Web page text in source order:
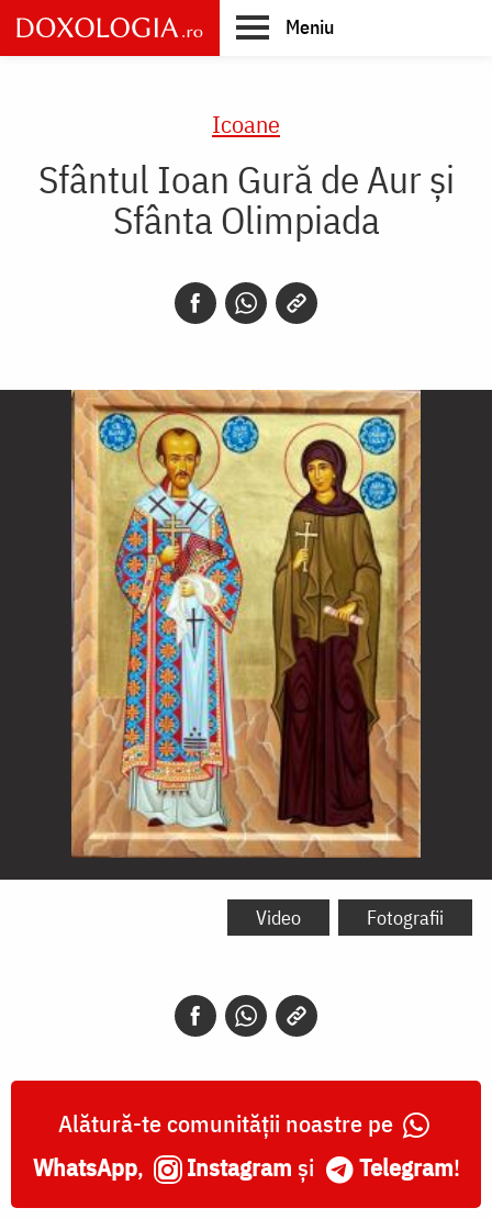
Skip
to
main
Meniu
Icoane
Sfântul Ioan Gură de Aur și
Sfânta Olimpiada
Sfântul
Sfânta
Video Fotografii
Alătură-te comunității noastre pe
WhatsApp, Instagram și Telegram!